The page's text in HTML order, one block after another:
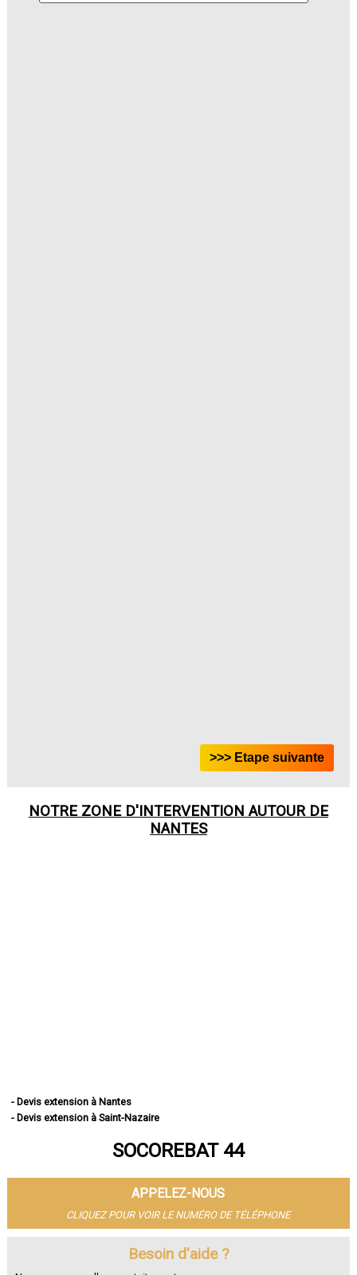
NOTRE ZONE D'INTERVENTION AUTOUR DE
NANTES
- Devis extension à Nantes
- Devis extension à Saint-Nazaire
- Devis extension à Rezé
- Devis extension à Orvault
- Devis extension à Couëron
- Devis extension à Carquefou
- Devis extension à La Chapelle-sur-Erdre
- Devis extension à Bouguenais
SOCOREBAT 44
APPELEZ-NOUS
CLIQUEZ POUR VOIR LE NUMÉRO DE TÉLÉPHONE
Besoin d'aide ?